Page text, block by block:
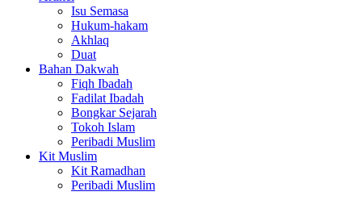
Isu Semasa
Hukum-hakam
Akhlaq
Duat
Bahan Dakwah
Fiqh Ibadah
Fadilat Ibadah
Bongkar Sejarah
Tokoh Islam
Peribadi Muslim
Kit Muslim
Kit Ramadhan
Peribadi Muslim